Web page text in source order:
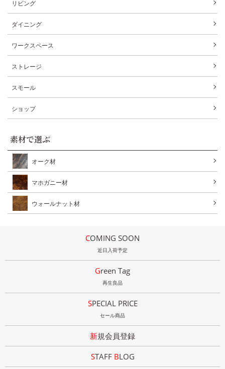
リビング
ダイニング
ワークスペース
ストレージ
スモール
ショップ
素材で選ぶ
オーク材
マホガニー材
ウォールナット材
COMING SOON
近日入荷予定
Green Tag
再生良品
SPECIAL PRICE
セール商品
新規会員登録
STAFF BLOG